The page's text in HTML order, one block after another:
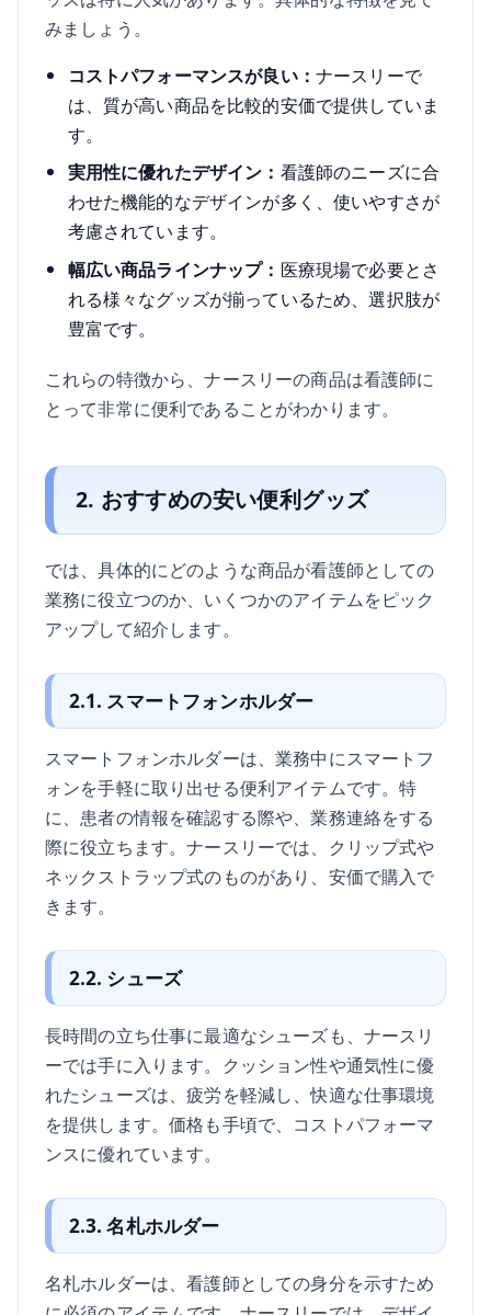
みましょう。
コストパフォーマンスが良い： ナースリーで
は、質が高い商品を比較的安価で提供していま
す。
実用性に優れたデザイン： 看護師のニーズに合
わせた機能的なデザインが多く、使いやすさが
考慮されています。
幅広い商品ラインナップ： 医療現場で必要とさ
れる様々なグッズが揃っているため、選択肢が
豊富です。
これらの特徴から、ナースリーの商品は看護師に
とって非常に便利であることがわかります。
2. おすすめの安い便利グッズ
では、具体的にどのような商品が看護師としての
業務に役立つのか、いくつかのアイテムをピック
アップして紹介します。
2.1. スマートフォンホルダー
スマートフォンホルダーは、業務中にスマートフ
ォンを手軽に取り出せる便利アイテムです。特
に、患者の情報を確認する際や、業務連絡をする
際に役立ちます。ナースリーでは、クリップ式や
ネックストラップ式のものがあり、安価で購入で
きます。
2.2. シューズ
長時間の立ち仕事に最適なシューズも、ナースリ
ーでは手に入ります。クッション性や通気性に優
れたシューズは、疲労を軽減し、快適な仕事環境
を提供します。価格も手頃で、コストパフォーマ
ンスに優れています。
2.3. 名札ホルダー
名札ホルダーは、看護師としての身分を示すため